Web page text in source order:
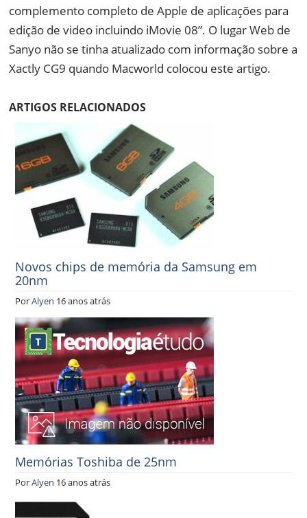
complemento completo de Apple de aplicações para
edição de video incluindo iMovie 08”. O lugar Web de
Sanyo não se tinha atualizado com informação sobre a
Xactly CG9 quando Macworld colocou este artigo.
ARTIGOS RELACIONADOS
Novos chips de memória da Samsung em
20nm
PorAlyen 16 anos atrás
Memórias Toshiba de 25nm
PorAlyen 16 anos atrás